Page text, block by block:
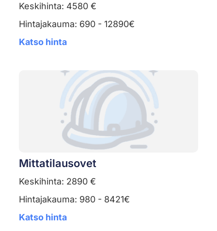
Keskihinta: 4580 €
Hintajakauma: 690 - 12890€
Katso hinta
Mittatilausovet
Keskihinta: 2890 €
Hintajakauma: 980 - 8421€
Katso hinta